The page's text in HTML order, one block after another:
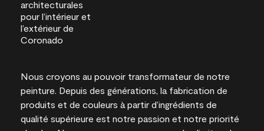
Nous croyons au pouvoir transformateur de notre
peinture. Depuis des générations, la fabrication de
produits et de couleurs à partir d’ingrédients de
qualité supérieure est notre passion et notre priorité